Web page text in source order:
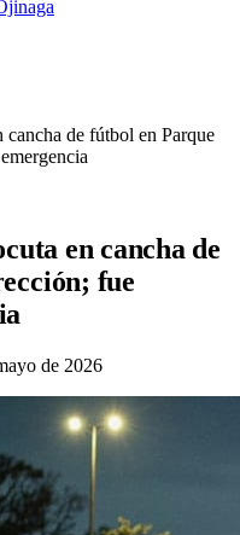
cancha de fútbol en Parque
en cancha de
fue
de 2026